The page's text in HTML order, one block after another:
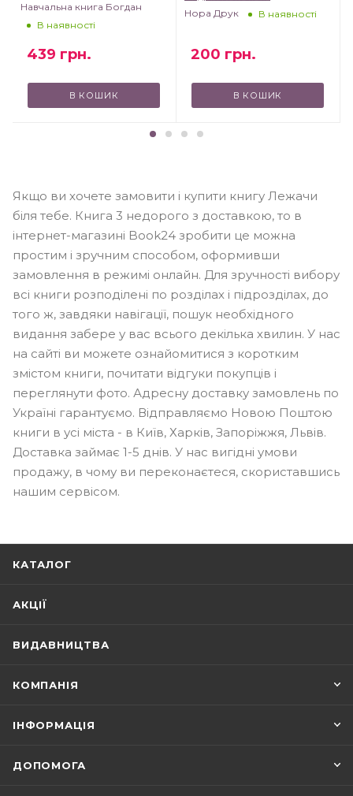
Навчальна книга Богдан
В наявності
439 грн.
В КОШИК
Нора Друк
В наявності
200 грн.
В КОШИК
Якщо ви хочете замовити і купити книгу Лежачи
біля тебе. Книга 3 недорого з доставкою, то в
інтернет-магазині Book24 зробити це можна
простим і зручним способом, оформивши
замовлення в режимі онлайн. Для зручності вибору
всі книги розподілені по розділах і підрозділах, до
того ж, завдяки навігації, пошук необхідного
видання забере у вас всього декілька хвилин. У нас
на сайті ви можете ознайомитися з коротким
змістом книги, почитати відгуки покупців і
переглянути фото. Адресну доставку замовлень по
Україні гарантуємо. Відправляємо Новою Поштою
книги в усі міста - в Київ, Харків, Запоріжжя, Львів.
Доставка займає 1-5 днів. У нас вигідні умови
продажу, в чому ви переконаєтеся, скориставшись
нашим сервісом.
КАТАЛОГ
АКЦІЇ
ВИДАВНИЦТВА
КОМПАНІЯ
ІНФОРМАЦІЯ
ДОПОМОГА